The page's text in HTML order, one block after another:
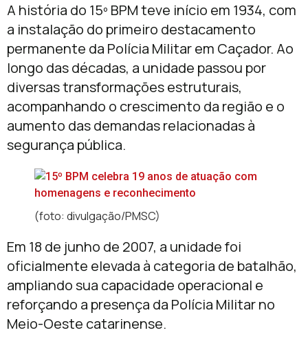
A história do 15º BPM teve início em 1934, com
a instalação do primeiro destacamento
permanente da Polícia Militar em Caçador. Ao
longo das décadas, a unidade passou por
diversas transformações estruturais,
acompanhando o crescimento da região e o
aumento das demandas relacionadas à
segurança pública.
(foto: divulgação/PMSC)
Em 18 de junho de 2007, a unidade foi
oficialmente elevada à categoria de batalhão,
ampliando sua capacidade operacional e
reforçando a presença da Polícia Militar no
Meio-Oeste catarinense.